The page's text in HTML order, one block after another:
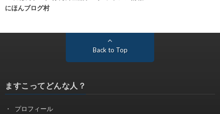
にほんブログ村
Back to Top
ますこってどんな人？
プロフィール